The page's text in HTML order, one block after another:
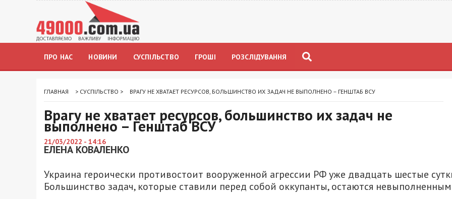
ПРО НАС НОВИНИ СУСПІЛЬСТВО ГРОШІ РОЗСЛІДУВАННЯ
ГЛАВНАЯ > СУСПІЛЬСТВО > ВРАГУ НЕ ХВАТАЕТ РЕСУРСОВ, БОЛЬШИНСТВО ИХ ЗАДАЧ НЕ ВЫПОЛНЕНО – ГЕНШТАБ ВСУ
Врагу не хватает ресурсов, большинство их задач не
выполнено – Генштаб ВСУ
21/03/2022 - 14:16
ЕЛЕНА КОВАЛЕНКО
Украина героически противостоит вооруженной агрессии РФ уже двадцать шестые
Большинство задач, которые ставили перед собой оккупанты, остаются